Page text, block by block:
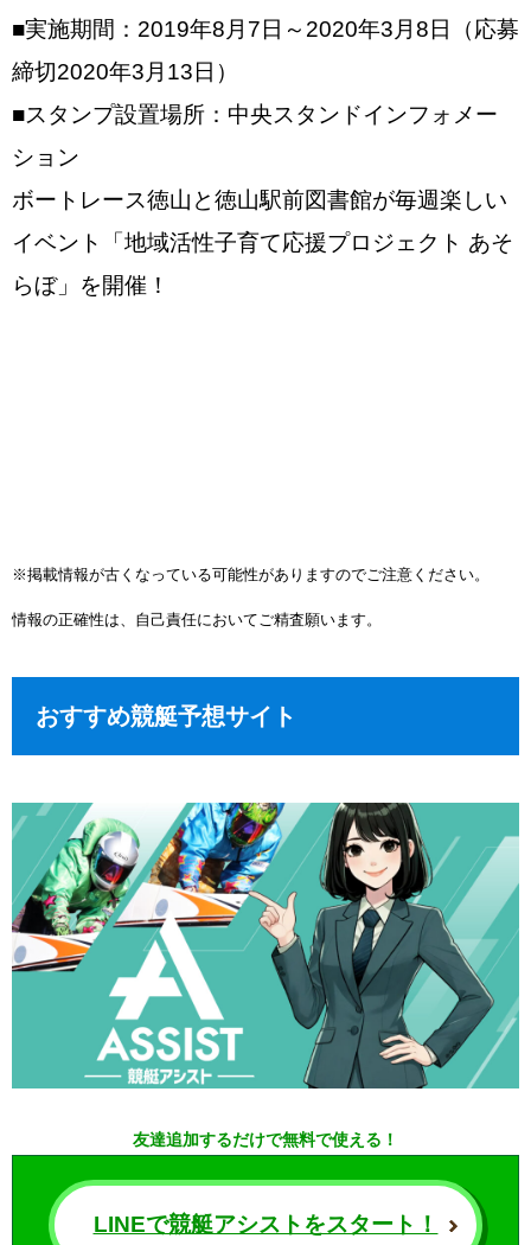
■実施期間：2019年8月7日～2020年3月8日（応募
締切2020年3月13日）
■スタンプ設置場所：中央スタンドインフォメー
ション
ボートレース徳山と徳山駅前図書館が毎週楽しい
イベント「地域活性子育て応援プロジェクト あそ
らぼ」を開催！
※掲載情報が古くなっている可能性がありますのでご注意ください。
情報の正確性は、自己責任においてご精査願います。
おすすめ競艇予想サイト
友達追加するだけで無料で使える！
LINEで競艇アシストをスタート！